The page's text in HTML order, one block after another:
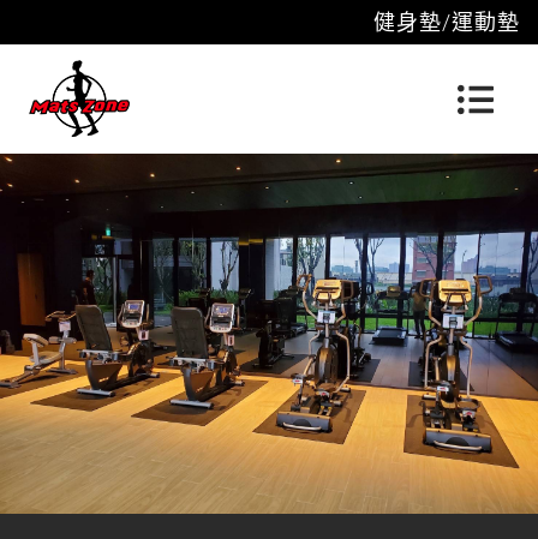
健身墊/運動墊